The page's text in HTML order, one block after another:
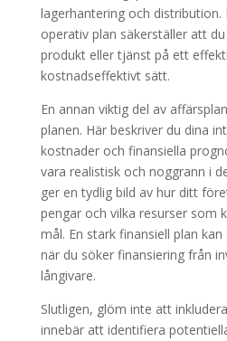
lagerhantering och distribution.
operativ plan säkerställer att
produkt eller tjänst på ett
kostnadseffektivt sätt.
En annan viktig del av
planen. Här beskriver du dina
kostnader och finansiella
vara realistisk och noggrann i
ger en tydlig bild av hur ditt
pengar och vilka resurser som
mål. En stark finansiell plan
när du söker finansiering från
långivare.
Slutligen, glöm inte att
innebär att identifiera